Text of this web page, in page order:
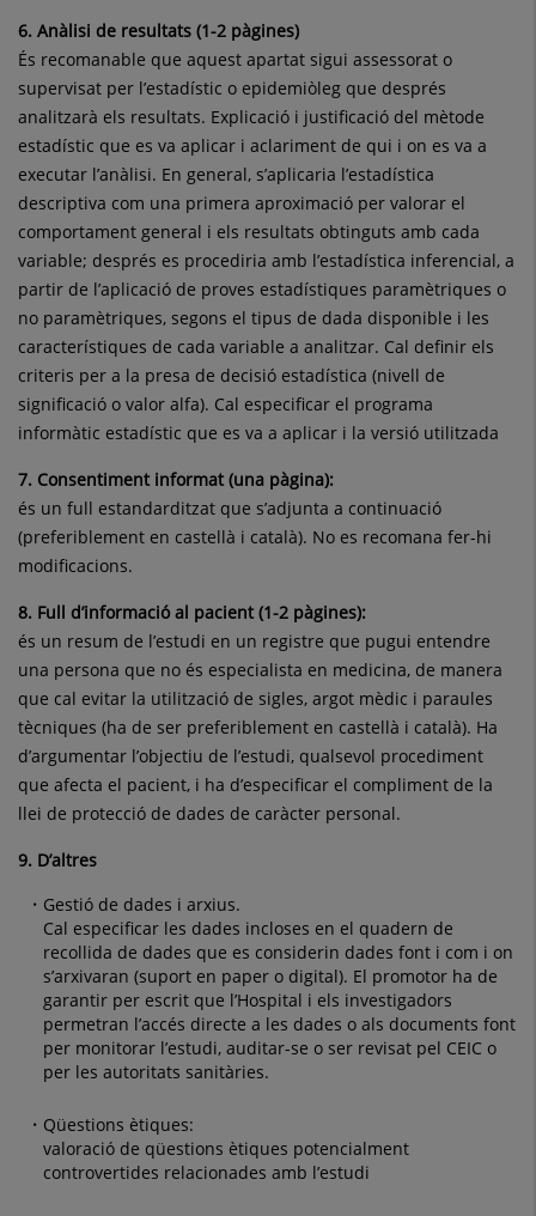
6. Anàlisi de resultats (1-2 pàgines)
És recomanable que aquest apartat sigui assessorat o
supervisat per l’estadístic o epidemiòleg que després
analitzarà els resultats. Explicació i justificació del mètode
estadístic que es va aplicar i aclariment de qui i on es va a
executar l’anàlisi. En general, s’aplicaria l’estadística
descriptiva com una primera aproximació per valorar el
comportament general i els resultats obtinguts amb cada
variable; després es procediria amb l’estadística inferencial, a
partir de l’aplicació de proves estadístiques paramètriques o
no paramètriques, segons el tipus de dada disponible i les
característiques de cada variable a analitzar. Cal definir els
criteris per a la presa de decisió estadística (nivell de
significació o valor alfa). Cal especificar el programa
informàtic estadístic que es va a aplicar i la versió utilitzada
7. Consentiment informat (una pàgina):
és un full estandarditzat que s’adjunta a continuació
(preferiblement en castellà i català). No es recomana fer-hi
modificacions.
8. Full d’informació al pacient (1-2 pàgines):
és un resum de l’estudi en un registre que pugui entendre
una persona que no és especialista en medicina, de manera
que cal evitar la utilització de sigles, argot mèdic i paraules
tècniques (ha de ser preferiblement en castellà i català). Ha
d’argumentar l’objectiu de l’estudi, qualsevol procediment
que afecta el pacient, i ha d’especificar el compliment de la
llei de protecció de dades de caràcter personal.
9. D’altres
Gestió de dades i arxius.
Cal especificar les dades incloses en el quadern de
recollida de dades que es considerin dades font i com i on
s’arxivaran (suport en paper o digital). El promotor ha de
garantir per escrit que l’Hospital i els investigadors
permetran l’accés directe a les dades o als documents font
per monitorar l’estudi, auditar-se o ser revisat pel CEIC o
per les autoritats sanitàries.
Qüestions ètiques:
valoració de qüestions ètiques potencialment
controvertides relacionades amb l’estudi